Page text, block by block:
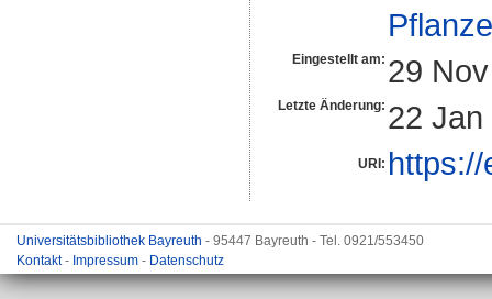
Eingestellt am: 29
Letzte Änderung: 22 Jan
URI:
Universitätsbibliothek Bayreuth - 95447 Bayreuth - Tel. 0921/553450
Kontakt- Impressum - Datenschutz